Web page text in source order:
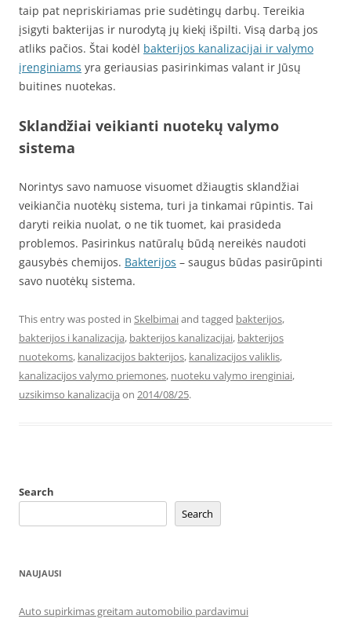
taip pat nepriskiriamas prie sudėtingų darbų. Tereikia
įsigyti bakterijas ir nurodytą jų kiekį išpilti. Visą darbą jos
atliks pačios. Štai kodėl bakterijos kanalizacijai ir valymo
įrenginiams yra geriausias pasirinkimas valant ir Jūsų
buitines nuotekas.
Sklandžiai veikianti nuotekų valymo
sistema
Norintys savo namuose visuomet džiaugtis sklandžiai
veikiančia nuotėkų sistema, turi ja tinkamai rūpintis. Tai
daryti reikia nuolat, o ne tik tuomet, kai prasideda
problemos. Pasirinkus natūralų būdą nereikės naudoti
gausybės chemijos. Bakterijos – saugus būdas pasirūpinti
savo nuotėkų sistema.
This entry was posted in Skelbimaiand tagged bakterijos,
bakterijos i kanalizacija, bakterijos kanalizacijai, bakterijos
nuotekoms, kanalizacijos bakterijos, kanalizacijos valiklis,
kanalizacijos valymo priemones, nuoteku valymo irenginiai,
uzsikimso kanalizacija on 2014/08/25.
Search
Search
NAUJAUSI
Auto supirkimas greitam automobilio pardavimui